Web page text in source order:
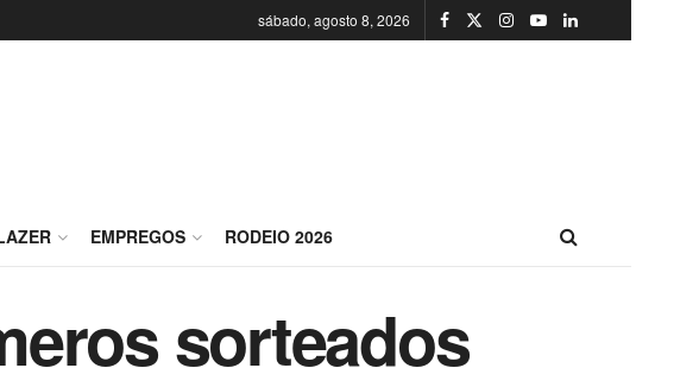
sábado, agosto 8, 2026
EMPREGOS RODEIO 2026
sorteados